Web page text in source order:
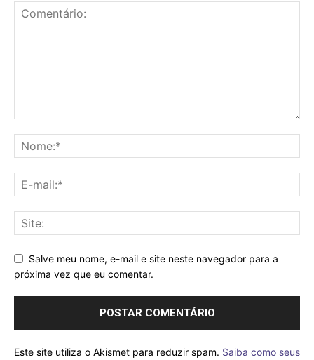
Salve meu nome, e-mail e site neste navegador para a
próxima vez que eu comentar.
Este site utiliza o Akismet para reduzir spam. Saiba como seus